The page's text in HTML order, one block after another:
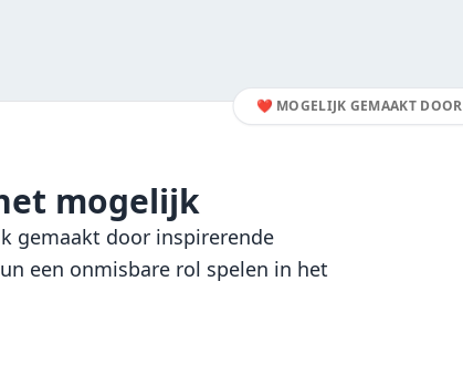
❤️ MOGELIJK GEMAAKT DOOR
mogelijk
gemaakt door inspirerende
een onmisbare rol spelen in het